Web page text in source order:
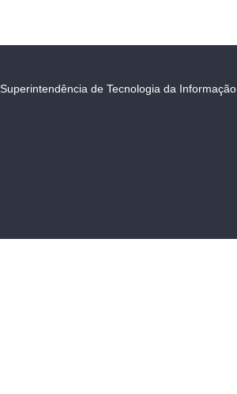
Superintendência de Tecnologia da Informação